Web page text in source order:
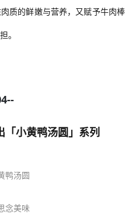
质的鲜嫩与营养，又赋予牛肉棒
。
「小黄鸭汤圆」系列
鸭汤圆
念美味